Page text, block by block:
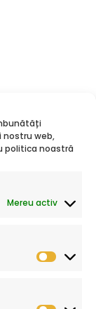
nostru web,
politica noastră
Mereu activ